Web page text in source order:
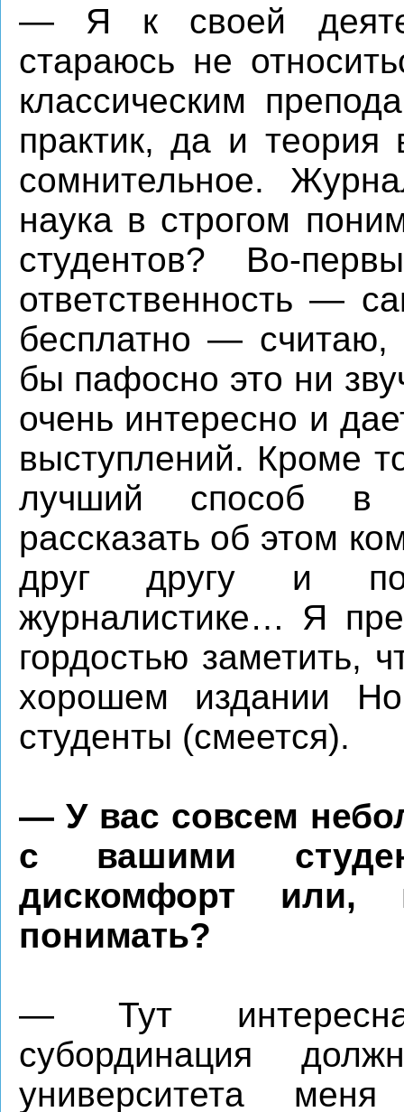
— Я к своей
стараюсь не
классическим
практик, да и
сомнительное.
наука в строгом
студентов? Во-
ответственность —
бесплатно — считаю,
бы пафосно это ни
очень интересно и
выступлений. Кроме
лучший способ в
рассказать об этом
друг другу и
журналистике… Я
гордостью заметить,
хорошем издании
студенты (смеется).
— У вас совсем
с вашими
дискомфорт или,
понимать?
— Тут
субординация
университета